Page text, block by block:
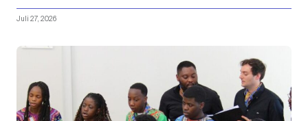
Juli 27, 2026